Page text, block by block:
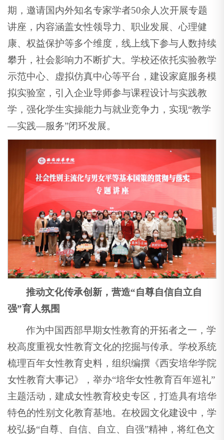
期，邀请国内外知名专家学者50余人次开展专题
讲座，内容涵盖女性领导力、职业发展、心理健
康、权益保护等多个维度，线上线下参与人数持续
攀升，社会影响力不断扩大。学校还依托实验教学
示范中心、虚拟仿真中心等平台，建设家庭服务模
拟实验室，引入企业导师参与课程设计与实践教
学，强化学生实操能力与就业竞争力，实现“教学
—实践—服务”闭环发展。
推动文化传承创新，营造“自尊自信自立自
强”育人氛围
作为中国西部早期女性教育的开拓者之一，学
校高度重视女性教育文化的挖掘与传承。学校系统
梳理百年女性教育史料，组织编撰《西安培华学院
女性教育大事记》，举办“培华女性教育百年巡礼”
主题活动，建成女性教育校史专区，打造具有培华
特色的性别文化教育基地。在校园文化建设中，学
校弘扬“自尊、自信、自立、自强”精神，将红色文